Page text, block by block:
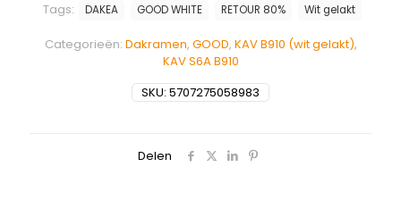
SKU: 5707275058983
Categorieën: Dakramen, GOOD, KAV B910 (wit gelakt),
KAV S6A B910
Tags: DAKEA GOOD WHITE RETOUR 80% Wit gelakt
Delen